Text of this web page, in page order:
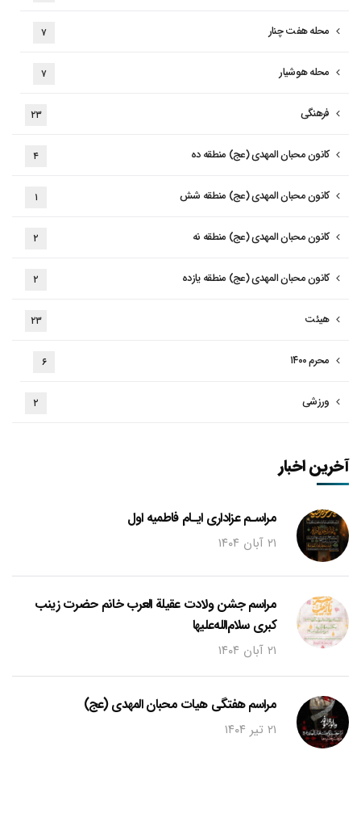
محله هفت چنار ۷
محله هوشیار ۷
فرهنگی ۲۳
کانون محبان المهدی (عج) منطقه ده ۴
کانون محبان المهدی (عج) منطقه شش ۱
کانون محبان المهدی (عج) منطقه نه ۲
کانون محبان المهدی (عج) منطقه یازده ۲
هیئت ۲۳
محرم ۱۴۰۰ ۶
ورزشی ۲
آخرین اخبار
مراسـم عزاداری ایـام فاطمیه اول
۲۱ آبان ۱۴۰۴
مراسم جشن ولادت عقیلة العرب خانم حضرت زینب
کبری سلام‌الله‌علیها
۲۱ آبان ۱۴۰۴
مراسم هفتگی هیات محبان المهدی (عج)
۲۱ تیر ۱۴۰۴